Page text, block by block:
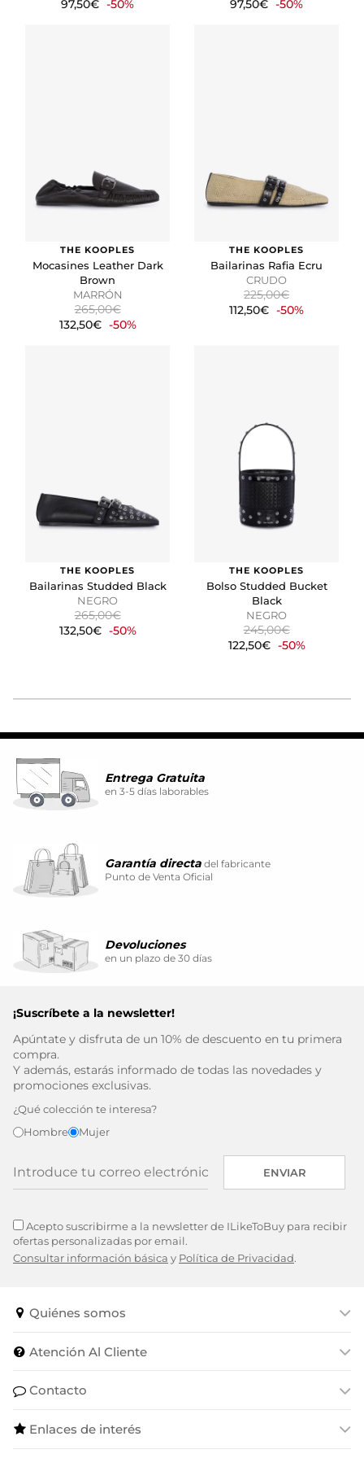
97,50€ -50%
97,50€ -50%
THE KOOPLES
Mocasines Leather Dark
Brown
MARRÓN
265,00€
132,50€ -50%
THE KOOPLES
Bailarinas Rafia Ecru
CRUDO
225,00€
112,50€ -50%
THE KOOPLES
Bailarinas Studded Black
NEGRO
265,00€
132,50€ -50%
THE KOOPLES
Bolso Studded Bucket
Black
NEGRO
245,00€
122,50€ -50%
Entrega Gratuita
en 3-5 días laborables
Garantía directa del fabricante
Punto de Venta Oficial
Devoluciones
en un plazo de 30 días
¡Suscríbete a la newsletter!
Apúntate y disfruta de un 10% de descuento en tu primera
compra.
Y además, estarás informado de todas las novedades y
promociones exclusivas.
¿Qué colección te interesa?
Hombre
Mujer
ENVIAR
Acepto suscribirme a la newsletter de ILikeToBuy para recibir
ofertas personalizadas por email.
Consultar información básica y Política de Privacidad.
Quiénes somos
Atención Al Cliente
Contacto
Enlaces de interés